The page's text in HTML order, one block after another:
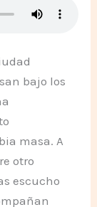
bajo los
masa. A
otro
escucho